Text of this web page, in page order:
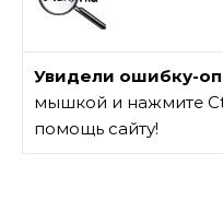
Увидели ошибку-
мышкой и нажмите
помощь сайту!